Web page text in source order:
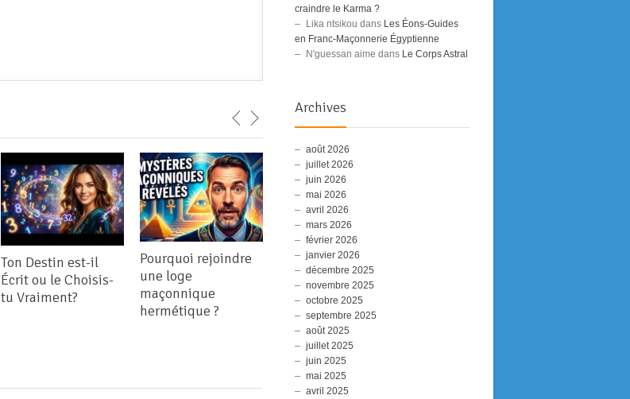
Ton Destin est-il
Écrit ou le Choisis-
tu Vraiment?
Pourquoi rejoindre
une loge
maçonnique
hermétique ?
Pourquoi la
Tradition
Primordiale Est Si
Importante
craindre le Karma ?
Lika ntsikou dans Les Éons-Guides
en Franc-Maçonnerie Égyptienne
N'guessan aime dans Le Corps Astral
Archives
août 2026
juillet 2026
juin 2026
mai 2026
avril 2026
mars 2026
février 2026
janvier 2026
décembre 2025
novembre 2025
octobre 2025
septembre 2025
août 2025
juillet 2025
juin 2025
mai 2025
avril 2025